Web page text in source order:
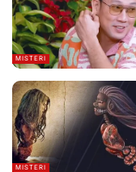
MISTERI
MISTERI